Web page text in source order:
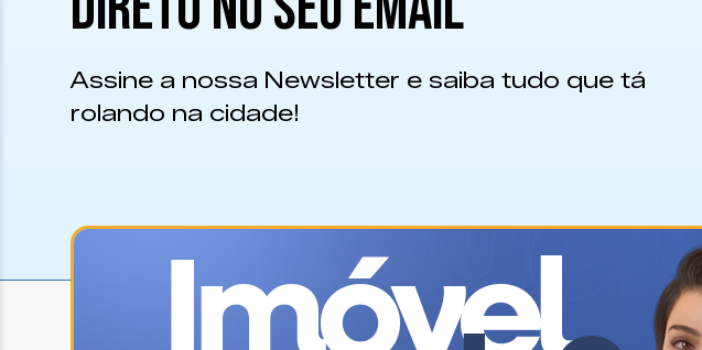
Assine a nossa Newsletter e saiba tudo que tá
rolando na cidade!